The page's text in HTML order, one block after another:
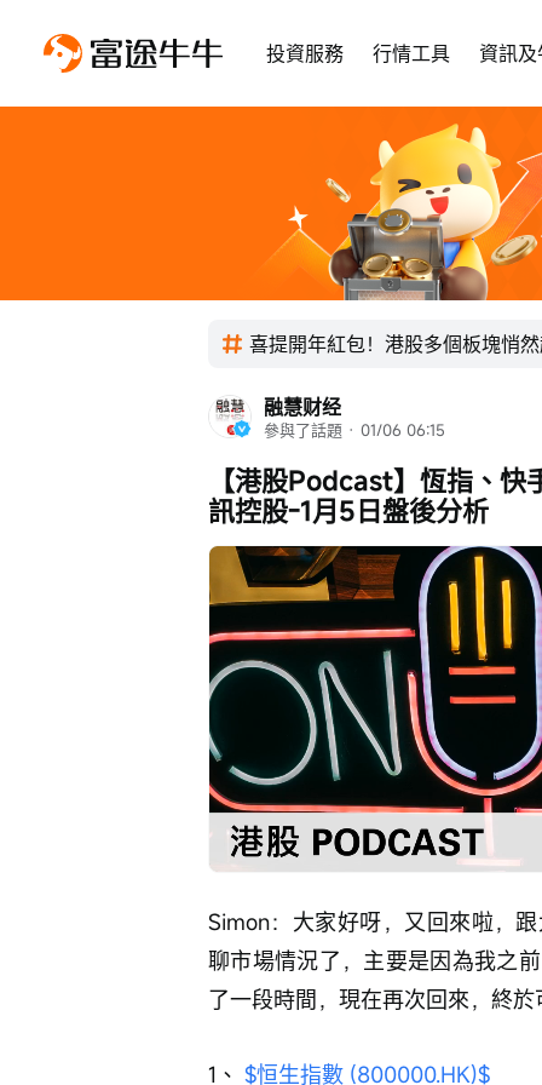
投資服務 行情工具 資訊
喜提開年紅包！港股多個板塊悄
融慧财经
參與了話題 · 01/06 06:15
【港股Podcast】恆指、
訊控股-1月5日盤後分析
取
消 /
Loaded:
0%
Progress :
0%
Simon：大家好呀，又回來啦，
聊市場情況了，主要是因為我之
了一段時間，現在再次回來，終
1、 $恒生指數 (800000.HK)$